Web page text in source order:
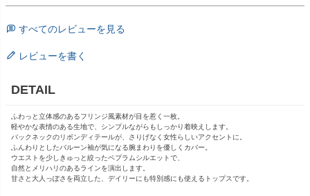
すべてのレビューを見る
レビューを書く
DETAIL
ふわっと立体感のあるフリンジ風素材が目を惹く一枚。
軽やかな表情のある生地で、シンプルながらもしっかり着映えします。
バックネックのリボンディテールが、さりげなく女性らしいアクセントに。
ふんわりとしたバルーン袖が気になる腕まわりを優しくカバー。
ウエストを少しきゅっと絞ったペプラムシルエットで、
自然とメリハリのあるラインを演出します。
甘さと大人っぽさを両立した、デイリーにも特別感にも使えるトップスです。